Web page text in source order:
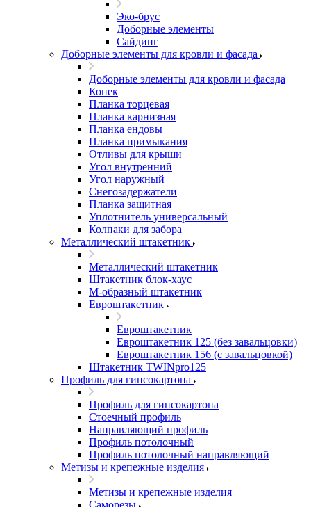
Эко-брус
Доборные элементы
Сайдинг
Доборные элементы для кровли и фасада
Доборные элементы для кровли и фасада
Конек
Планка торцевая
Планка карнизная
Планка ендовы
Планка примыкания
Отливы для крыши
Угол внутренний
Угол наружный
Снегозадержатели
Планка защитная
Уплотнитель универсальный
Колпаки для забора
Металлический штакетник
Металлический штакетник
Штакетник блок-хаус
М-образный штакетник
Евроштакетник
Евроштакетник
Евроштакетник 125 (без завальцовки)
Евроштакетник 156 (с завальцовкой)
Штакетник TWINpro125
Профиль для гипсокартона
Профиль для гипсокартона
Стоечный профиль
Направляющий профиль
Профиль потолочный
Профиль потолочный направляющий
Метизы и крепежные изделия
Метизы и крепежные изделия
Саморезы